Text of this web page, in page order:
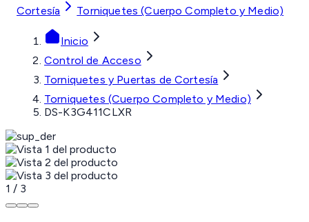
Cortesía
Torniquetes (Cuerpo Completo y Medio)
Inicio
Control de Acceso
Torniquetes y Puertas de Cortesía
Torniquetes (Cuerpo Completo y Medio)
DS-K3G411CLXR
1 / 3